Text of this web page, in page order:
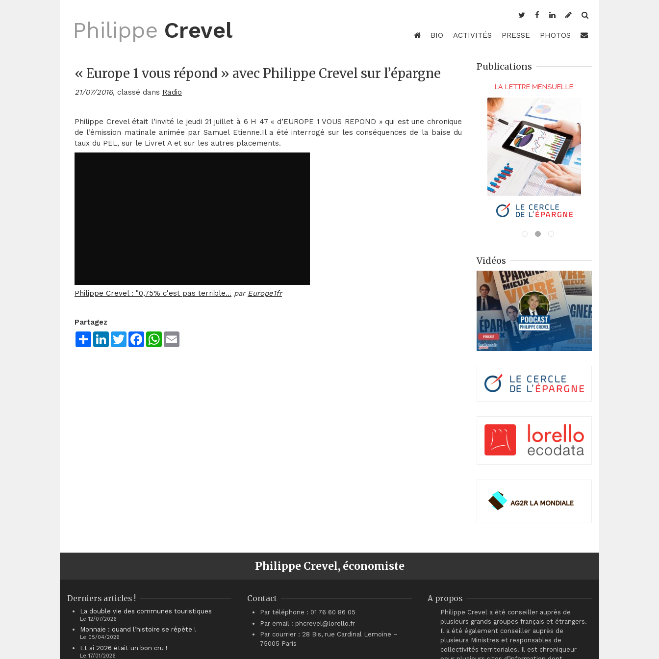
Philippe Crevel BIO ACTIVITÉS PRESSE PHOTOS
« Europe 1 vous répond » avec Philippe Crevel sur l’épargne
21/07/2016, classé dans Radio
Philippe Crevel était l’invité le jeudi 21 juillet à 6 H 47 « d’EUROPE 1 VOUS REPOND » qui est une chronique
de l’émission matinale animée par Samuel Etienne.Il a été interrogé sur les conséquences de la baise du
taux du PEL, sur le Livret A et sur les autres placements.
Philippe Crevel : "0,75% c'est pas terrible… par Europe1fr
Partagez
ShareLinkedInTwitterFacebookWhatsApp
Publications
Vidéos
Philippe Crevel, économiste
Derniers articles !
La double vie des communes touristiques
Le 12/07/2026
Monnaie : quand l’histoire se répète !
Le 05/04/2026
Et si 2026 était un bon cru !
Le 17/01/2026
Contact
Par téléphone : 01 76 60 86 05
Par email : phcrevel@lorello.fr
Par courrier : 28 Bis, rue Cardinal Lemoine –
75005 Paris
A propos
Philippe Crevel a été conseiller auprès de
plusieurs grands groupes français et étrangers.
Il a été également conseiller auprès de
plusieurs Ministres et responsables de
collectivités territoriales. Il est chroniqueur